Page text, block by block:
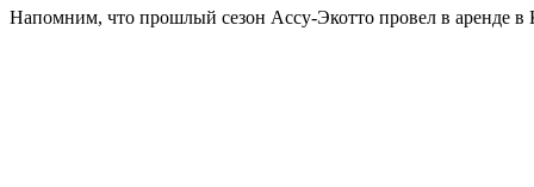
Напомним, что прошлый сезон Ассу-Экотто провел в аренде в